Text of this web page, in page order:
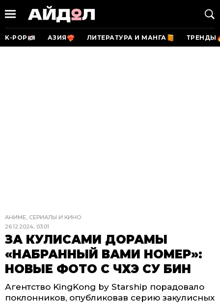
K-POP АЗИЯ ЛИТЕРАТУРА И МАНГА ТРЕНДЫ
АНИМЕ, СЕРИАЛЫ И КИНО
26.12.2024, 03:01
ЗА КУЛИСАМИ ДОРАМЫ
«НАБРАННЫЙ ВАМИ НОМЕР»:
НОВЫЕ ФОТО С ЧХЭ СУ БИН
Агентство KingKong by Starship порадовало
поклонников, опубликовав серию закулисных